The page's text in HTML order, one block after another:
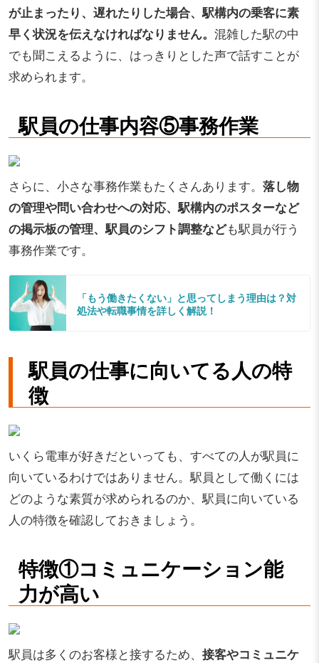
が止まったり、遅れたりした場合、駅構内の乗客に素
早く状況を伝えなければなりません。 混雑した駅の中
でも聞こえるように、はっきりとした声で話すことが
求められます。
駅員の仕事内容⑤事務作業
さらに、小さな事務作業もたくさんあります。 落し物
の管理や問い合わせへの対応、駅構内のポスターなど
の掲示板の管理、駅員のシフト調整なども駅員が行う
事務作業です。
「もう働きたくない」と思ってしまう理由は？対
処法や転職事情を詳しく解説！
駅員の仕事に向いてる人の特
徴
いくら電車が好きだといっても、すべての人が駅員に
向いているわけではありません。駅員として働くには
どのような素質が求められるのか、駅員に向いている
人の特徴を確認しておきましょう。
特徴①コミュニケーション能
力が高い
駅員は多くのお客様と接するため、 接客やコミュニケ